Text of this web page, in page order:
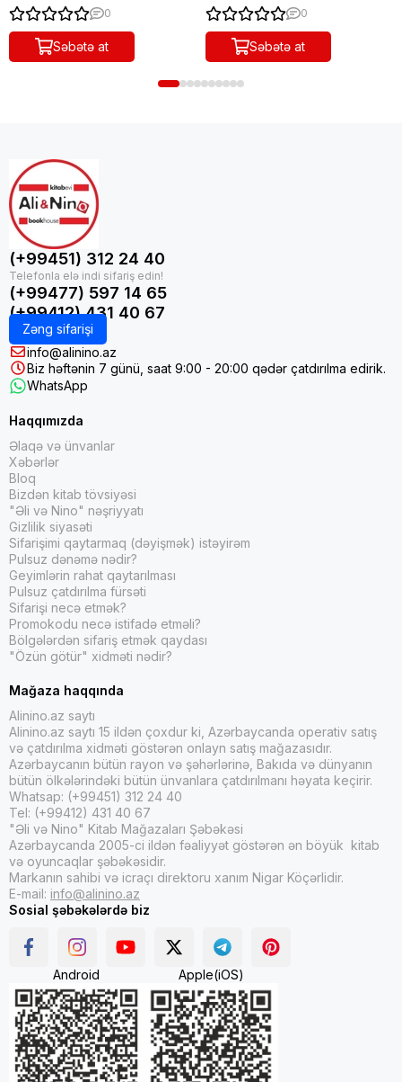
0
Səbətə at
0
Səbətə at
(+99451) 312 24 40
(+99477) 597 14 65
(+99412) 431 40 67
Zəng sifarişi
info@alinino.az
Biz həftənin 7 günü, saat 9:00 - 20:00 qədər çatdırılma edirik.
WhatsApp
Haqqımızda
Əlaqə və ünvanlar
Xəbərlər
Bloq
Bizdən kitab tövsiyəsi
"Əli və Nino" nəşriyyatı
Gizlilik siyasəti
Sifarişimi qaytarmaq (dəyişmək) istəyirəm
Pulsuz dənəmə nədir?
Geyimlərin rahat qaytarılması
Pulsuz çatdırılma fürsəti
Sifarişi necə etmək?
Promokodu necə istifadə etməli?
Bölgələrdən sifariş etmək qaydası
"Özün götür" xidməti nədir?
Mağaza haqqında
Alinino.az saytı
Alinino.az saytı 15 ildən çoxdur ki, Azərbaycanda operativ satış
və çatdırılma xidməti göstərən onlayn satış mağazasıdır.
Azərbaycanın bütün rayon və şəhərlərinə, Bakıda və dünyanın
bütün ölkələrindəki bütün ünvanlara çatdırılmanı həyata keçirir.
Whatsap: (+99451) 312 24 40
Tel: (+99412) 431 40 67
"Əli və Nino" Kitab Mağazaları Şəbəkəsi
Azərbaycanda 2005-ci ildən fəaliyyət göstərən ən böyük kitab
və oyuncaqlar şəbəkəsidir.
Markanın sahibi və icraçı direktoru xanım Nigar Köçərlidir.
E-mail: info@alinino.az
Sosial şəbəkələrdə biz
Android Apple(iOS)